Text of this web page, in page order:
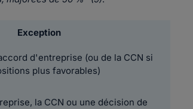
Exception
d'entreprise (ou de la CCN si
plus favorables)
la CCN ou une décision de